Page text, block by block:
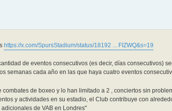
https://x.com/SpursStadium/status/18192 ... FIZWQ&s=19
de eventos consecutivos (es decir, días consecutivos)
semanas cada año en las que haya cuatro eventos
de boxeo y lo han limitado a 2 , conciertos sin
y actividades en su estadio, el Club contribuye con
de VAB en Londres"